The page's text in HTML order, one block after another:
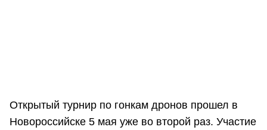
Открытый турнир по гонкам дронов прошел в
Новороссийске 5 мая уже во второй раз. Участие